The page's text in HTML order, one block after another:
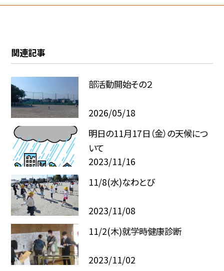
関連記事
部活動開始その２
2026/05/18
明日の11月17日（金）の天候につ
いて
2023/11/16
11/8(水)なわとび
2023/11/08
11/2(木)就学時健康診断
2023/11/02